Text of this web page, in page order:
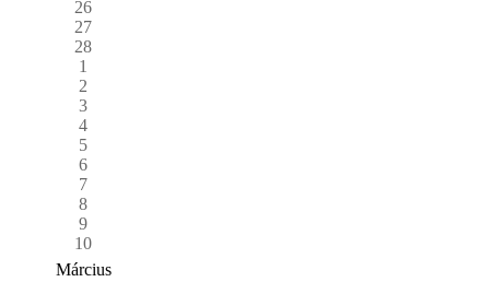
26
27
28
1
2
3
4
5
6
7
8
9
10
Március